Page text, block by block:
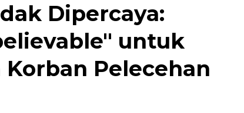
Dipercaya:
untuk
Pelecehan